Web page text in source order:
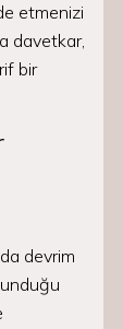
etmenizi
davetkar,
bir
devrim